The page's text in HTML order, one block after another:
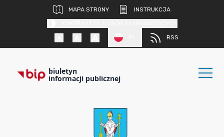
MAPA STRONY
INSTRUKCJA
RSS
biuletyn
informacji publicznej